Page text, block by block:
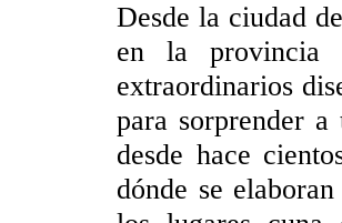
Desde la ciudad
en la provincia
extraordinarios
para sorprender
desde hace
dónde se